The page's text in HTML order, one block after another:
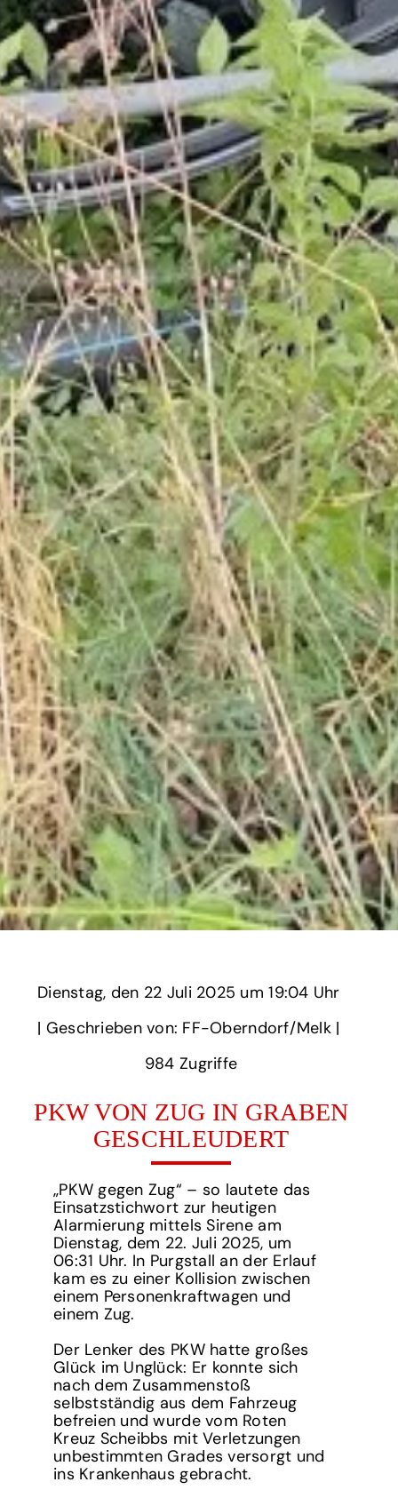
Dienstag, ‏‏‎ ‎den 22 Juli 2025 um‏‏‎ ‎
‎| Geschrieben von: FF-Oberndorf/Melk | ‎
984‏‏‎ ‎Zugriffe
PKW VON ZUG IN GRABEN
GESCHLEUDERT
„PKW gegen Zug“ – so lautete das
Einsatzstichwort zur heutigen
Alarmierung mittels Sirene am
Dienstag, dem 22. Juli 2025, um
06:31 Uhr. In Purgstall an der Erlauf
kam es zu einer Kollision zwischen
einem Personenkraftwagen und
einem Zug.
Der Lenker des PKW hatte großes
Glück im Unglück: Er konnte sich
nach dem Zusammenstoß
selbstständig aus dem Fahrzeug
befreien und wurde vom Roten
Kreuz Scheibbs mit Verletzungen
unbestimmten Grades versorgt und
ins Krankenhaus gebracht.